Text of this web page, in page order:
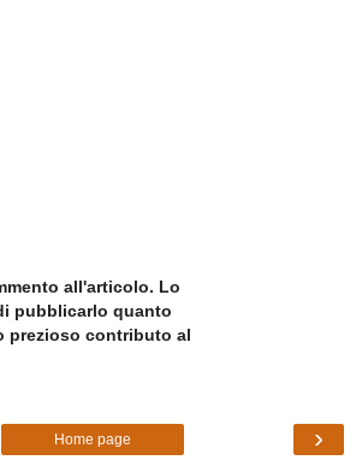
all'articolo. Lo
pubblicarlo quanto
prezioso contributo al
›
Home page